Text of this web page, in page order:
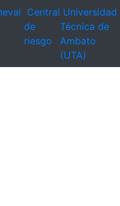
Central
de
riesgo
Universidad
Técnica de
Ambato
(UTA)